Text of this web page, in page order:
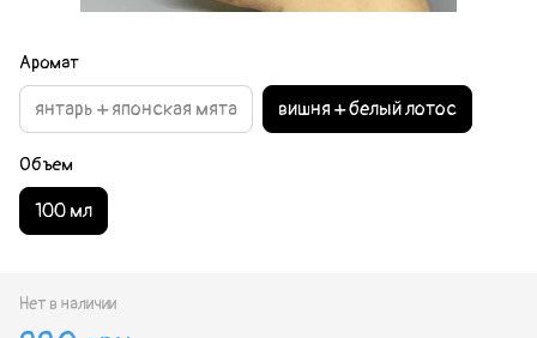
Аромат
янтарь + японская мята вишня + белый лотос
Объем
100 мл
Нет в наличии